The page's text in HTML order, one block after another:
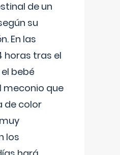
de un
su
En las
horas tras el
bebé
meconio que
de color
los